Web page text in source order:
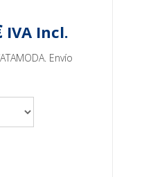
El
precio
actual
19,99€.
IVA Incl.
Envío